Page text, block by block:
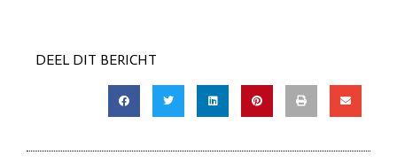
DEEL DIT BERICHT